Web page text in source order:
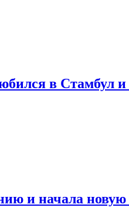
в Стамбул и
и начала